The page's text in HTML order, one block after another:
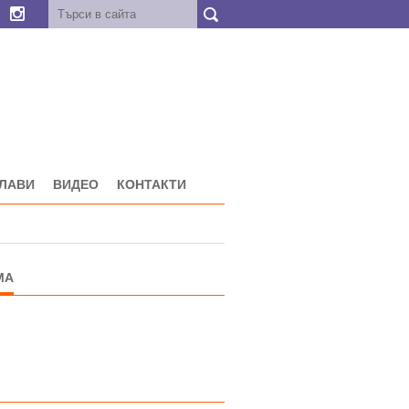
ВИДЕО КОНТАКТИ